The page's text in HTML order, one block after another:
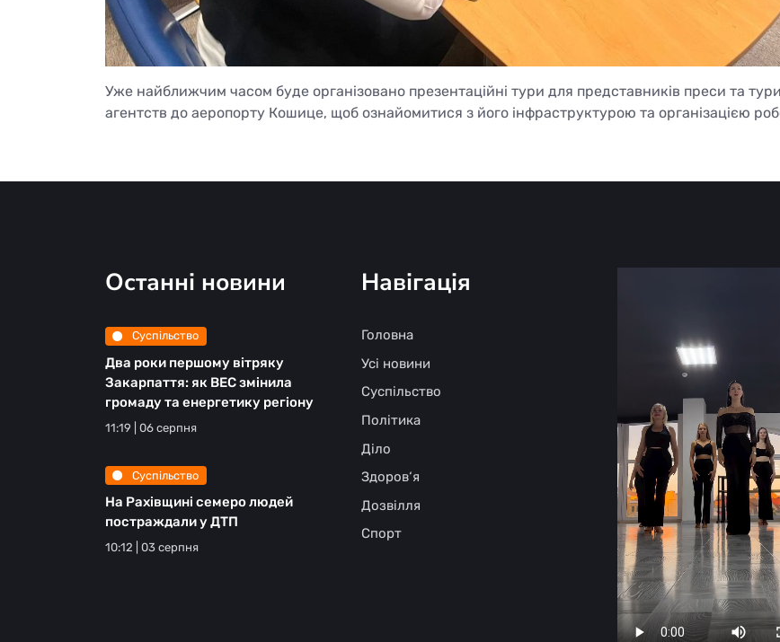
Уже найближчим часом буде організовано презентаційні тури для представників преси та
агентств до аеропорту Кошице, щоб ознайомитися з його інфраструктурою та організацією
Останні новини
Суспільство
Два роки першому вітряку
Закарпаття: як ВЕС змінила
громаду та енергетику регіону
11:19 | 06 серпня
Суспільство
На Рахівщині семеро людей
постраждали у ДТП
10:12 | 03 серпня
Навігація
Головна
Усі новини
Суспільство
Політика
Діло
Здоров‘я
Дозвілля
Спорт